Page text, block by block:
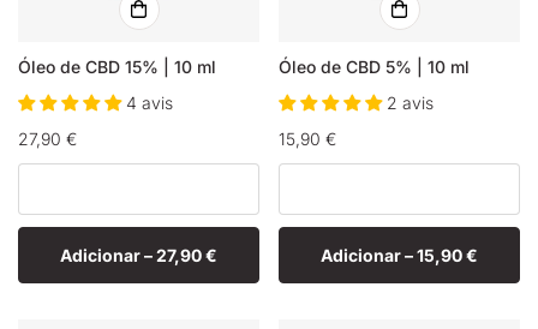
Óleo de CBD 15% | 10 ml
4 avis
Preço
normal
27,90 €
Adicionar –27,90 €
Óleo de CBD 5% | 10 ml
2 avis
Preço
normal
15,90 €
Adicionar –15,90 €